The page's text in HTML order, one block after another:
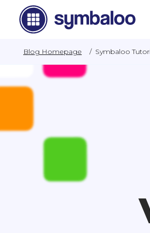
Blog Homepage / Symbaloo